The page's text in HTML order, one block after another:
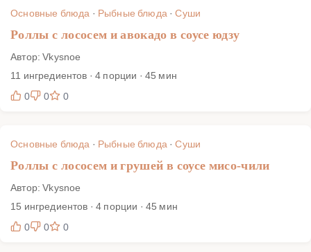
полезные блюда.
Основные блюда · Рыбные блюда·Суши
Роллы с лососем и авокадо в соусе юдзу
Автор: Vkysnoe
11 ингредиентов · 4 порции · 45 мин
0
0 0
Основные блюда · Рыбные блюда·Суши
Роллы с лососем и грушей в соусе мисо-чили
Автор: Vkysnoe
15 ингредиентов · 4 порции · 45 мин
0
0 0